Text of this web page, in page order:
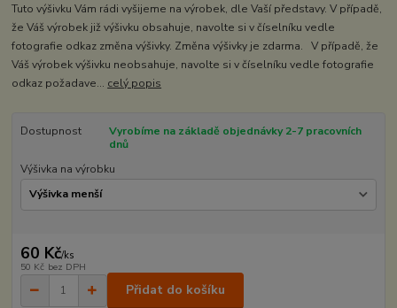
Tuto výšivku Vám rádi vyšijeme na výrobek, dle Vaší představy. V případě,
že Váš výrobek již výšivku obsahuje, navolte si v číselníku vedle
fotografie odkaz změna výšivky. Změna výšivky je zdarma. V případě, že
Váš výrobek výšivku neobsahuje, navolte si v číselníku vedle fotografie
odkaz požadave... celý popis
Dostupnost
Vyrobíme na základě objednávky 2-7 pracovních
dnů
Výšivka na výrobku
60 Kč/ks
50 Kč bez DPH
Přidat do košíku